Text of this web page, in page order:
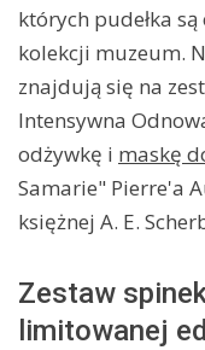
których pudełka
kolekcji muzeum.
znajdują się na
Intensywna
odżywkę i maskę
Samarie" Pierre'a
księżnej A. E.
Zestaw
limitowanej